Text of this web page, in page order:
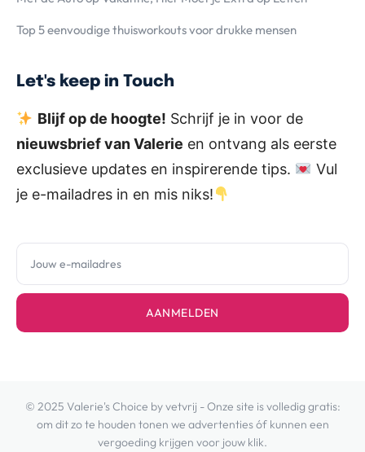
Top 5 eenvoudige thuisworkouts voor drukke mensen
Let's keep in Touch
Blijf op de hoogte! Schrijf je in voor de
nieuwsbrief van Valerie en ontvang als eerste
exclusieve updates en inspirerende tips.
Vul
je e-mailadres in en mis niks!
AANMELDEN
© 2025 Valerie's Choice by vetvrij - Onze site is volledig gratis:
om dit zo te houden tonen we advertenties óf kunnen een
vergoeding krijgen voor jouw klik.